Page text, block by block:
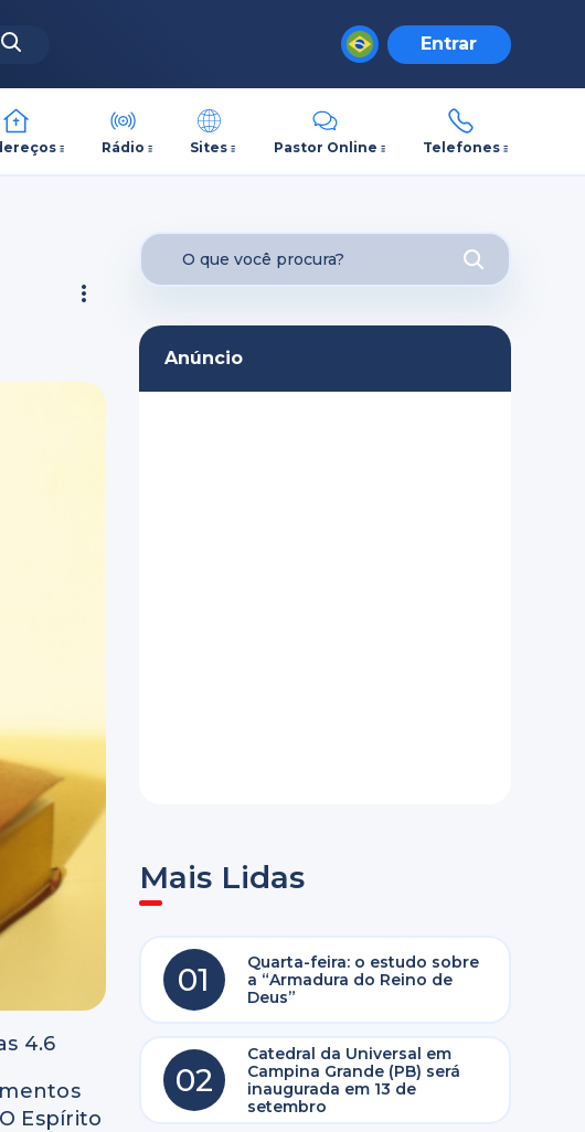
Entrar
Rádio Sites Pastor Online Telefones
4.6
Espírito
Anúncio
Mais Lidas
01
Quarta-feira: o estudo sobre
a “Armadura do Reino de
Deus”
02
Catedral da Universal em
Campina Grande (PB) será
inaugurada em 13 de
setembro